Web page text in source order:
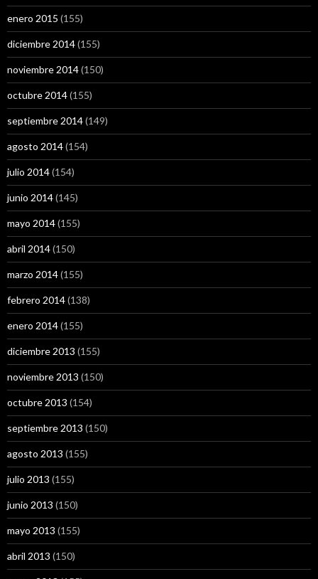
enero 2015 (155)
diciembre 2014(155)
noviembre 2014(150)
octubre 2014(155)
septiembre 2014(149)
agosto 2014(154)
julio 2014(154)
junio 2014(145)
mayo 2014(155)
abril 2014(150)
marzo 2014(155)
febrero 2014(138)
enero 2014(155)
diciembre 2013 (155)
noviembre 2013 (150)
octubre 2013 (154)
septiembre 2013 (150)
agosto 2013 (155)
julio 2013 (155)
junio 2013 (150)
mayo 2013 (155)
abril 2013 (150)